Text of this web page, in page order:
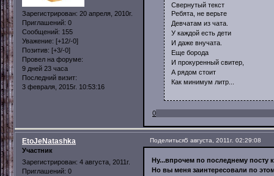
Зарегистрирован: 20 апреля, 2010г.
Приглашений: 0
Сообщений: 155
Уважение: [+12/-0]
Позитив: [+3/-0]
Провел на форуме:
9 дней 23 часа
Последний визит:
3 февраля, 2015г. 10:53:16
Свернутый текст
Ребята, не верьте
Девчатам из чата.
У каждой есть дети
И даже внучата.
Еще борода
И прокуренный свитер,
А рядом стоит
Как минимум литр...
0
Поделиться5 августа, 2011г. 02:29:08
EtoJeNatashka
Участник
Зарегистрирован: 4 августа, 2011г.
Приглашений: 0
Ну...впрочем по последнему посту
Но вы меня заинтересовали по